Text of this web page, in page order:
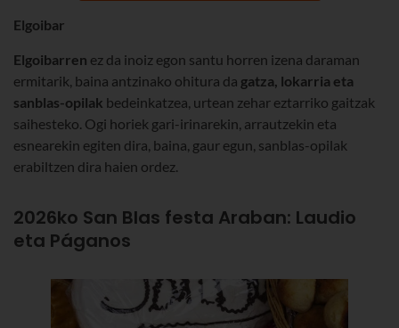
Elgoibar
Elgoibarren ez da inoiz egon santu horren izena daraman
ermitarik, baina antzinako ohitura da gatza, lokarria eta
sanblas-opilak bedeinkatzea, urtean zehar eztarriko gaitzak
saihesteko. Ogi horiek gari-irinarekin, arrautzekin eta
esnearekin egiten dira, baina, gaur egun, sanblas-opilak
erabiltzen dira haien ordez.
2026ko San Blas festa Araban: Laudio
eta Páganos